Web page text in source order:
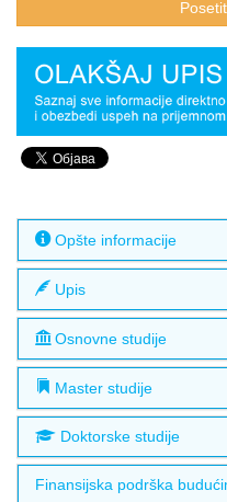
Opšte informacije
Upis
Osnovne studije
Master studije
Doktorske studije
Finansijska podrška